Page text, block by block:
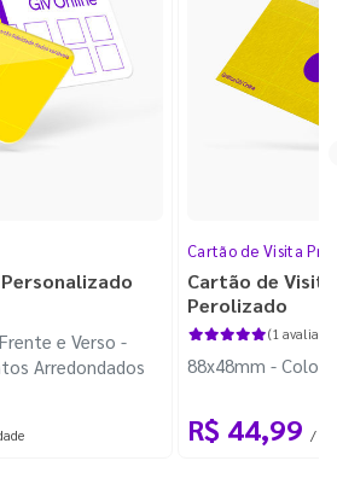
e Verso -
Arredondados
Cartão de Visita
Cartão de
Perolizado
(1
88x48mm -
R$ 44,99 /